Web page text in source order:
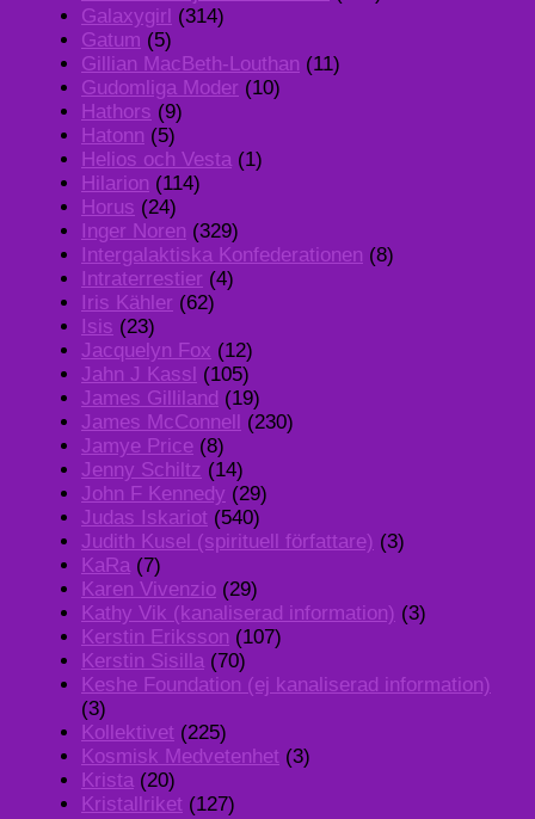
Galaxygirl (314)
Gatum (5)
Gillian MacBeth-Louthan (11)
Gudomliga Moder (10)
Hathors (9)
Hatonn (5)
Helios och Vesta (1)
Hilarion (114)
Horus (24)
Inger Noren (329)
Intergalaktiska Konfederationen (8)
Intraterrestier (4)
Iris Kähler (62)
Isis (23)
Jacquelyn Fox (12)
Jahn J Kassl (105)
James Gilliland (19)
James McConnell
(230)
Jamye Price (8)
Jenny Schiltz (14)
John F Kennedy (29)
Judas Iskariot (540)
Judith Kusel (spirituell författare) (3)
KaRa (7)
Karen Vivenzio (29)
Kathy Vik (kanaliserad information) (3)
Kerstin Eriksson (107)
Kerstin Sisilla (70)
Keshe Foundation (ej kanaliserad information)
(3)
Kollektivet (225)
Kosmisk Medvetenhet (3)
Krista (20)
Kristallriket (127)